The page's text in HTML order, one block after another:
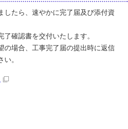
たら、速やかに完了届及び添付資
確認書を交付いたします。
場合、工事完了届の提出時に返信
。